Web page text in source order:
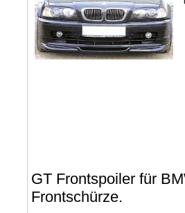
GT Frontspoiler für
Frontschürze.